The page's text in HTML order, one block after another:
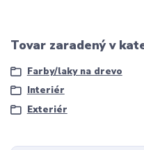
Tovar zaradený v
Farby/laky na drevo
Interiér
Exteriér